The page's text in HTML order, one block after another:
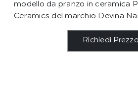
modello da pranzo in ceramica
Ceramics del marchio Devina
Richiedi Prezzo